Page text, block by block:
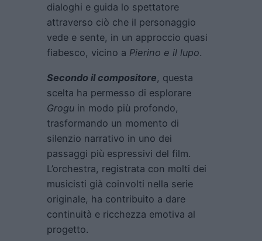
dialoghi e guida lo spettatore
attraverso ciò che il personaggio
vede e sente, in un approccio quasi
fiabesco, vicino a Pierino e il lupo.
Secondo il compositore, questa
scelta ha permesso di esplorare
Grogu in modo più profondo,
trasformando un momento di
silenzio narrativo in uno dei
passaggi più espressivi del film.
L’orchestra, registrata con molti dei
musicisti già coinvolti nella serie
originale, ha contribuito a dare
continuità e ricchezza emotiva al
progetto.